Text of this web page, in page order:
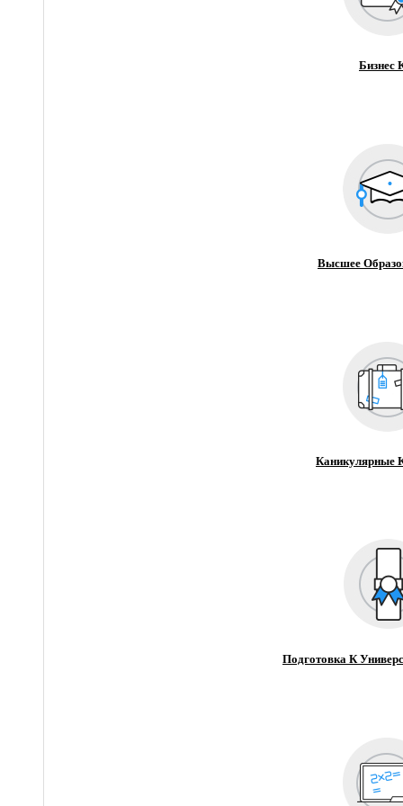
Бизнес
Высшее
Каникулярные
Подготовка К